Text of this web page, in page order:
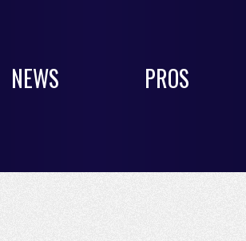
NEWS PROS